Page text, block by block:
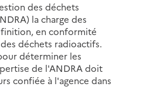
des déchets
la charge des
en conformité
déchets radioactifs.
déterminer les
de l'ANDRA doit
confiée à l'agence dans